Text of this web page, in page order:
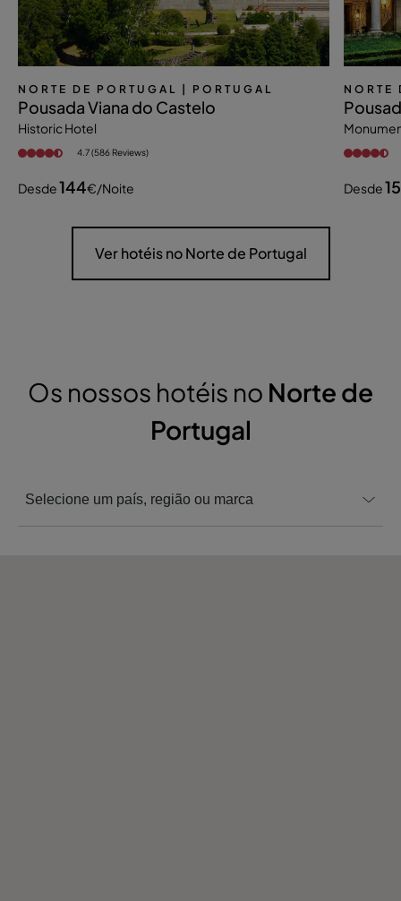
NORTE DE PORTUGAL | PORTUGAL
Pousada Viana do Castelo
Historic Hotel
4.7 (586 Reviews)
Desde144€/noite
NORTE
Desde
Ver hotéis no Norte de Portugal
Os nossos hotéis no Norte de
Portugal
Selecione um país, região ou marca